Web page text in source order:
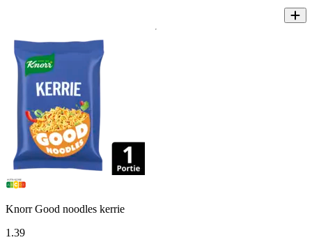
Knorr Good noodles kerrie
1 .39